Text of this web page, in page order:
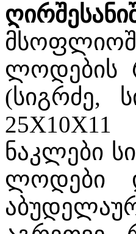
ლოდების
(სიგრძე,
ნაკლები
ლოდები